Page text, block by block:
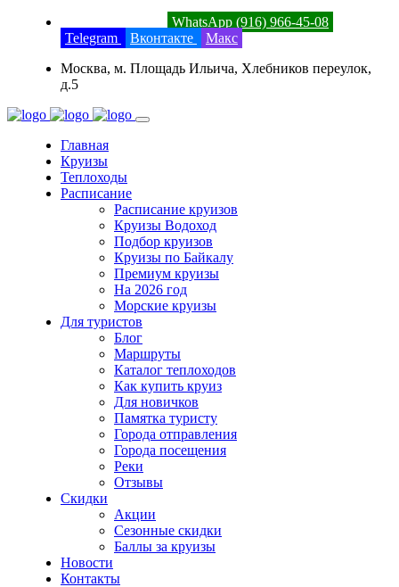
WhatsApp (916) 966-45-08
Telegram
Вконтакте
Макс
Москва, м. Площадь Ильича, Хлебников переулок,
д.5
Главная
Круизы
Теплоходы
Расписание
Расписание круизов
Круизы Водоход
Подбор круизов
Круизы по Байкалу
Премиум круизы
На 2026 год
Морские круизы
Для туристов
Блог
Маршруты
Каталог теплоходов
Как купить круиз
Для новичков
Памятка туристу
Города отправления
Города посещения
Реки
Отзывы
Скидки
Акции
Сезонные скидки
Баллы за круизы
Новости
Контакты